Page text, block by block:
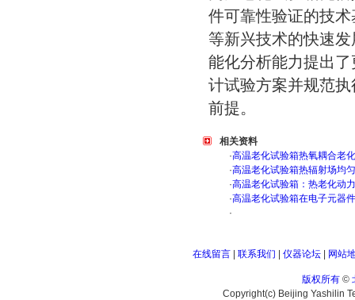
件可靠性验证的技
等新兴技术的快速
能化分析能力提出
计试验方案并规范
前提。
相关资料
·高温老化试验箱热氧耦合老
·高温老化试验箱热辐射场均
·高温老化试验箱：热老化动
·高温老化试验箱在电子元器
·
在线留言| 联系我们 仪器论坛| 网站
版权所有©
Copyright(c) Beijing Yashilin